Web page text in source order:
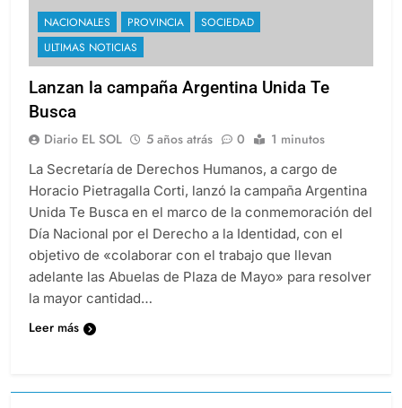
NACIONALES PROVINCIA
SOCIEDAD
ULTIMAS NOTICIAS
Lanzan la campaña Argentina Unida Te
Busca
Diario EL SOL 5 años atrás 0 1 minutos
La Secretaría de Derechos Humanos, a cargo de
Horacio Pietragalla Corti, lanzó la campaña Argentina
Unida Te Busca en el marco de la conmemoración del
Día Nacional por el Derecho a la Identidad, con el
objetivo de «colaborar con el trabajo que llevan
adelante las Abuelas de Plaza de Mayo» para resolver
la mayor cantidad…
Leer más